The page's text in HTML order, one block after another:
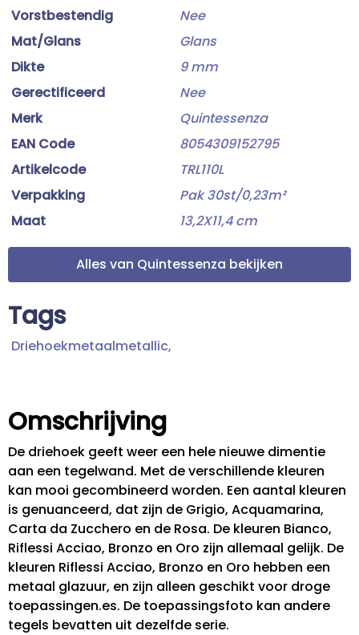
Vorstbestendig
Nee
Mat/Glans
Glans
Dikte
9 mm
Gerectificeerd
Nee
Merk
Quintessenza
EAN Code
8054309152795
Artikelcode
TRL110L
Verpakking
Pak 30st/0,23m²
Maat
13,2X11,4 cm
Alles van Quintessenza bekijken
Tags
Driehoekmetaalmetallic,
Omschrijving
De driehoek geeft weer een hele nieuwe dimentie
aan een tegelwand. Met de verschillende kleuren
kan mooi gecombineerd worden. Een aantal kleuren
is genuanceerd, dat zijn de Grigio, Acquamarina,
Carta da Zucchero en de Rosa. De kleuren Bianco,
Riflessi Acciao, Bronzo en Oro zijn allemaal gelijk. De
kleuren Riflessi Acciao, Bronzo en Oro hebben een
metaal glazuur, en zijn alleen geschikt voor droge
toepassingen.es. De toepassingsfoto kan andere
tegels bevatten uit dezelfde serie.